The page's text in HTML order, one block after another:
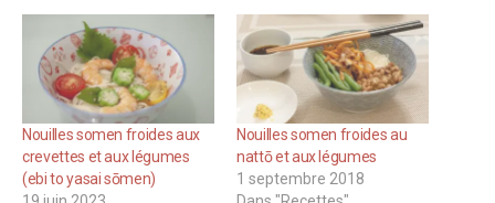
Nouilles somen froides aux
crevettes et aux légumes
(ebi to yasai sōmen)
Nouilles somen froides au
nattō et aux légumes
1 septembre 2018